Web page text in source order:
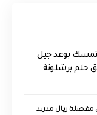
يتمسك بوعد جيل
حلم برشلونة
مقصلة ريال مدريد